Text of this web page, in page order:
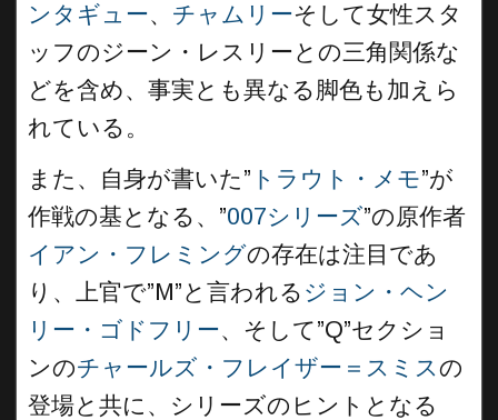
ンタギュー、 チャムリーそして女性スタ
ッフのジーン・レスリーとの三角関係な
どを含め、事実とも異なる脚色も加えら
れている。
また、自身が書いた” トラウト・メモ”が
作戦の基となる、”007シリーズ”の原作者
イアン・フレミングの存在は注目であ
り、上官で”M”と言われる ジョン・ヘン
リー・ゴドフリー、そして”Q”セクショ
ンのチャールズ・フレイザー＝スミスの
登場と共に、シリーズのヒントとなる